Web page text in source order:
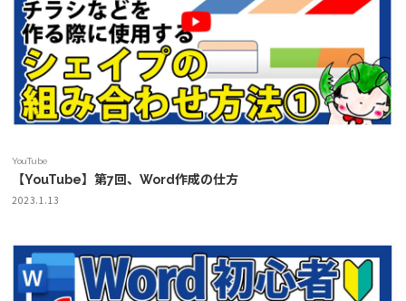
YouTube
【YouTube】第7回、Word作成の仕方
2023.1.13